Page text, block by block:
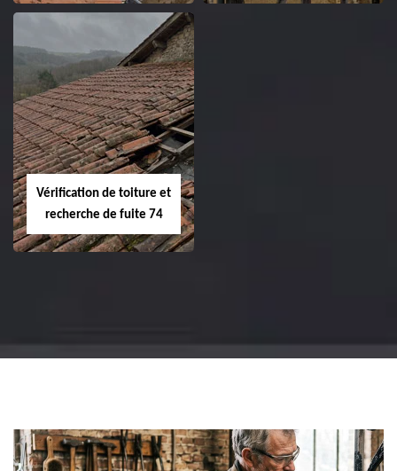
Vérification de toiture et
recherche de fuite 74